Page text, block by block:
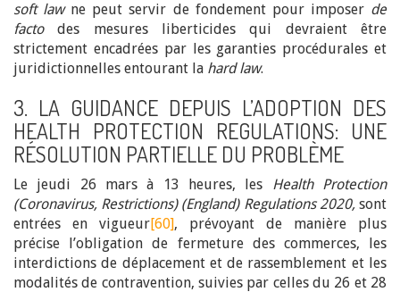
soft lawne peut servir de fondement pour imposer de
factodes mesures liberticides qui devraient être
strictement encadrées par les garanties procédurales et
juridictionnelles entourant la hard law.
3. LA GUIDANCE DEPUIS L’ADOPTION DES
HEALTH PROTECTION REGULATIONS: UNE
RÉSOLUTION PARTIELLE DU PROBLÈME
Le jeudi 26 mars à 13 heures, les Health Protection
(Coronavirus, Restrictions) (England) Regulations 2020,sont
entrées en vigueur[60], prévoyant de manière plus
précise l’obligation de fermeture des commerces, les
interdictions de déplacement et de rassemblement et les
modalités de contravention, suivies par celles du 26 et 28